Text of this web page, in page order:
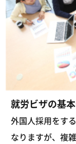
就労ビザの基
外国人採用をす
なりますが、複